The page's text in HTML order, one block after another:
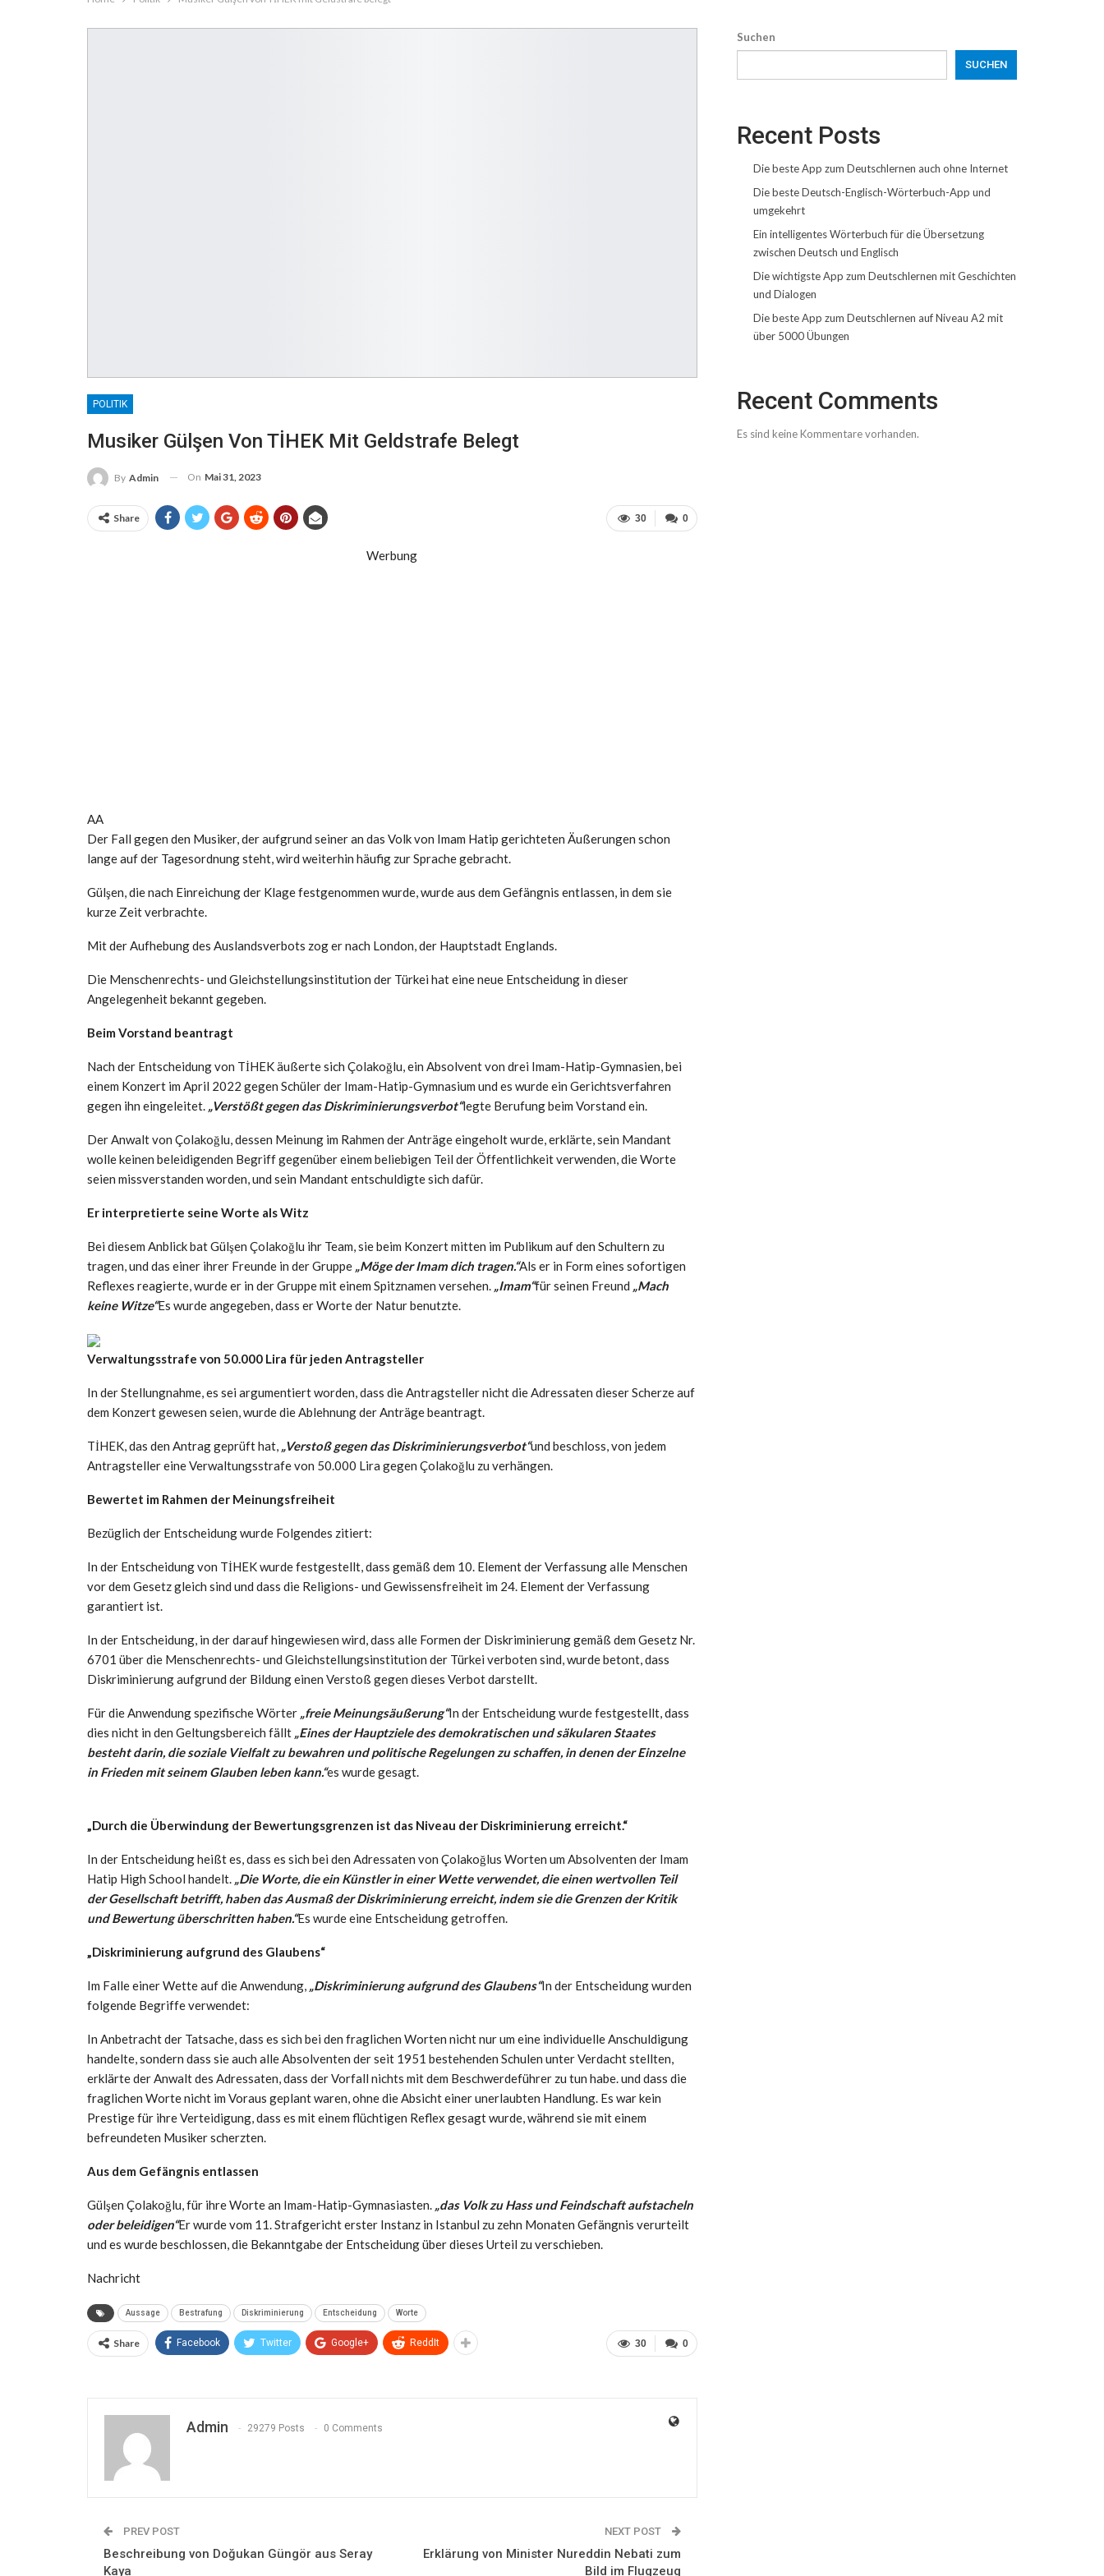
POLITIK
Musiker Gülşen Von TİHEK Mit Geldstrafe Belegt
By Admin On Mai 31, 2023
0
30
Share
Werbung
AA
Der Fall gegen den Musiker, der aufgrund seiner an das Volk von Imam Hatip gerichteten Äußerungen schon
lange auf der Tagesordnung steht, wird weiterhin häufig zur Sprache gebracht.
Gülşen, die nach Einreichung der Klage festgenommen wurde, wurde aus dem Gefängnis entlassen, in dem sie
kurze Zeit verbrachte.
Mit der Aufhebung des Auslandsverbots zog er nach London, der Hauptstadt Englands.
Die Menschenrechts- und Gleichstellungsinstitution der Türkei hat eine neue Entscheidung in dieser
Angelegenheit bekannt gegeben.
Beim Vorstand beantragt
Nach der Entscheidung von TİHEK äußerte sich Çolakoğlu, ein Absolvent von drei Imam-Hatip-Gymnasien, bei
einem Konzert im April 2022 gegen Schüler der Imam-Hatip-Gymnasium und es wurde ein Gerichtsverfahren
gegen ihn eingeleitet. „Verstößt gegen das Diskriminierungsverbot“legte Berufung beim Vorstand ein.
Der Anwalt von Çolakoğlu, dessen Meinung im Rahmen der Anträge eingeholt wurde, erklärte, sein Mandant
wolle keinen beleidigenden Begriff gegenüber einem beliebigen Teil der Öffentlichkeit verwenden, die Worte
seien missverstanden worden, und sein Mandant entschuldigte sich dafür.
Er interpretierte seine Worte als Witz
Bei diesem Anblick bat Gülşen Çolakoğlu ihr Team, sie beim Konzert mitten im Publikum auf den Schultern zu
tragen, und das einer ihrer Freunde in der Gruppe „Möge der Imam dich tragen.“Als er in Form eines sofortigen
Reflexes reagierte, wurde er in der Gruppe mit einem Spitznamen versehen. „Imam“für seinen Freund „Mach
keine Witze“Es wurde angegeben, dass er Worte der Natur benutzte.
Verwaltungsstrafe von 50.000 Lira für jeden Antragsteller
In der Stellungnahme, es sei argumentiert worden, dass die Antragsteller nicht die Adressaten dieser Scherze auf
dem Konzert gewesen seien, wurde die Ablehnung der Anträge beantragt.
TİHEK, das den Antrag geprüft hat, „Verstoß gegen das Diskriminierungsverbot“und beschloss, von jedem
Antragsteller eine Verwaltungsstrafe von 50.000 Lira gegen Çolakoğlu zu verhängen.
Bewertet im Rahmen der Meinungsfreiheit
Bezüglich der Entscheidung wurde Folgendes zitiert:
In der Entscheidung von TİHEK wurde festgestellt, dass gemäß dem 10. Element der Verfassung alle Menschen
vor dem Gesetz gleich sind und dass die Religions- und Gewissensfreiheit im 24. Element der Verfassung
garantiert ist.
In der Entscheidung, in der darauf hingewiesen wird, dass alle Formen der Diskriminierung gemäß dem Gesetz Nr.
6701 über die Menschenrechts- und Gleichstellungsinstitution der Türkei verboten sind, wurde betont, dass
Diskriminierung aufgrund der Bildung einen Verstoß gegen dieses Verbot darstellt.
Für die Anwendung spezifische Wörter „freie Meinungsäußerung“In der Entscheidung wurde festgestellt, dass
dies nicht in den Geltungsbereich fällt „Eines der Hauptziele des demokratischen und säkularen Staates
besteht darin, die soziale Vielfalt zu bewahren und politische Regelungen zu schaffen, in denen der Einzelne
in Frieden mit seinem Glauben leben kann.“es wurde gesagt.
„Durch die Überwindung der Bewertungsgrenzen ist das Niveau der Diskriminierung erreicht.“
In der Entscheidung heißt es, dass es sich bei den Adressaten von Çolakoğlus Worten um Absolventen der Imam
Hatip High School handelt. „Die Worte, die ein Künstler in einer Wette verwendet, die einen wertvollen Teil
der Gesellschaft betrifft, haben das Ausmaß der Diskriminierung erreicht, indem sie die Grenzen der Kritik
und Bewertung überschritten haben.“Es wurde eine Entscheidung getroffen.
„Diskriminierung aufgrund des Glaubens“
Im Falle einer Wette auf die Anwendung, „Diskriminierung aufgrund des Glaubens“In der Entscheidung wurden
folgende Begriffe verwendet:
In Anbetracht der Tatsache, dass es sich bei den fraglichen Worten nicht nur um eine individuelle Anschuldigung
handelte, sondern dass sie auch alle Absolventen der seit 1951 bestehenden Schulen unter Verdacht stellten,
erklärte der Anwalt des Adressaten, dass der Vorfall nichts mit dem Beschwerdeführer zu tun habe. und dass die
fraglichen Worte nicht im Voraus geplant waren, ohne die Absicht einer unerlaubten Handlung. Es war kein
Prestige für ihre Verteidigung, dass es mit einem flüchtigen Reflex gesagt wurde, während sie mit einem
befreundeten Musiker scherzten.
Aus dem Gefängnis entlassen
Gülşen Çolakoğlu, für ihre Worte an Imam-Hatip-Gymnasiasten. „das Volk zu Hass und Feindschaft aufstacheln
oder beleidigen“Er wurde vom 11. Strafgericht erster Instanz in Istanbul zu zehn Monaten Gefängnis verurteilt
und es wurde beschlossen, die Bekanntgabe der Entscheidung über dieses Urteil zu verschieben.
Nachricht
Aussage Bestrafung Diskriminierung Entscheidung Worte
0
30
Share Facebook Twitter Google+ ReddIt
Admin 29279 Posts 0 Comments
PREV POST
Beschreibung von Doğukan Güngör aus Seray
Kaya
NEXT POST
Erklärung von Minister Nureddin Nebati zum
Bild im Flugzeug
Suchen
SUCHEN
Recent Posts
Die beste App zum Deutschlernen auch ohne Internet
Die beste Deutsch-Englisch-Wörterbuch-App und
umgekehrt
Ein intelligentes Wörterbuch für die Übersetzung
zwischen Deutsch und Englisch
Die wichtigste App zum Deutschlernen mit Geschichten
und Dialogen
Die beste App zum Deutschlernen auf Niveau A2 mit
über 5000 Übungen
Recent Comments
Es sind keine Kommentare vorhanden.